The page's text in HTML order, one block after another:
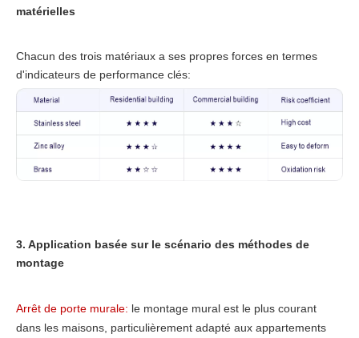
matérielles
Chacun des trois matériaux a ses propres forces en termes
d'indicateurs de performance clés:
3. Application basée sur le scénario des méthodes de
montage
Arrêt de porte murale: le montage mural est le plus courant
dans les maisons, particulièrement adapté aux appartements